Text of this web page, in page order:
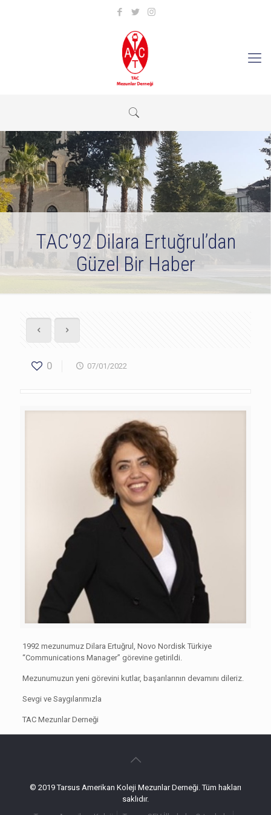
TAC’92 Dilara Ertuğrul’dan
Güzel Bir Haber
0 07/01/2022
1992 mezunumuz Dilara Ertuğrul, Novo Nordisk Türkiye
“Communications Manager” görevine getirildi.
Mezunumuzun yeni görevini kutlar, başarılarının devamını dileriz.
Sevgi ve Saygılarımızla
TAC Mezunlar Derneği
© 2019 Tarsus Amerikan Koleji Mezunlar Derneği. Tüm hakları
saklıdır.